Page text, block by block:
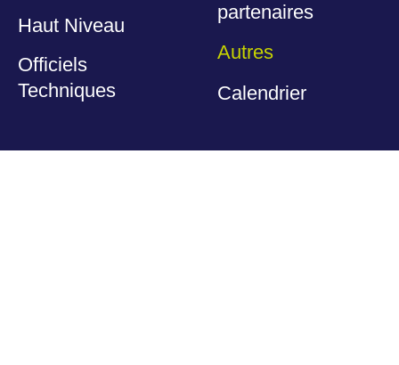
Haut Niveau
Officiels
Techniques
partenaires
Autres
Calendrier